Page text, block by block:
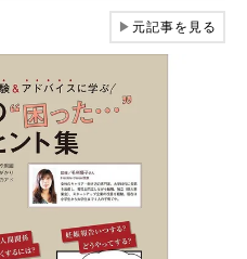
▶元記事を見る